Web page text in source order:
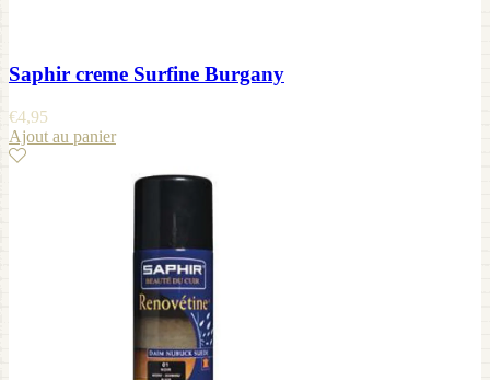
Saphir creme Surfine Burgany
€4,95
Ajout au panier